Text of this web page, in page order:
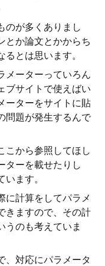
のが多くありまし
とか論文とかからち
とは思います。
メーターっていろん
ブサイトで使えばい
ーターをサイトに貼
問題が発生するんで
こから参照してほし
ターを載せたりし
ます。
に計算をしてパラメ
きますので、その計
うのも考えていま
、対応にパラメータ